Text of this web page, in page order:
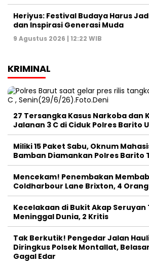
Heriyus: Festival Budaya Harus
dan Inspirasi Generasi Muda
9 Agustus 2026 | 12:22 WIB
KRIMINAL
27 Tersangka Kasus Narkoba dan
Jalanan 3 C di Ciduk Polres Barito
Miliki 15 Paket Sabu, Oknum
Bamban Diamankan Polres Barito
Mencekam! Penembakan
Coldharbour Lane Brixton, 4
Kecelakaan di Bukit Akap Seruyan
Meninggal Dunia, 2 Kritis
Tak Berkutik! Pengedar Jalan
Diringkus Polsek Montallat,
Gagal Edar